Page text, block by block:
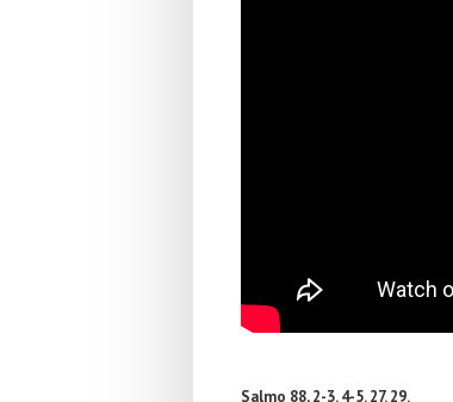
Salmo 88, 2-3. 4-5. 27. 29.